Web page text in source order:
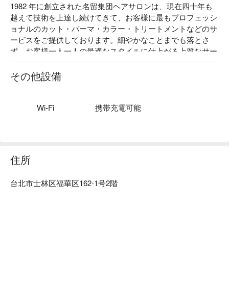
1982 年に創立された名留集団ヘアサロンは、現在四十年も
越えて技術を上達し続けてきて、お客様に最もプロフェッシ
ョナルのカット・パーマ・カラー・トリートメントなどのサ
ービスをご提供しております。細やかなことまでも落とさ
ず、お客様一人一人の最適なスタイルに仕上がる上質なサー
ビスをお届けします。
その他設備
Wi-Fi 携帯充電可能
住所
台北市士林区福華区162-1号2階